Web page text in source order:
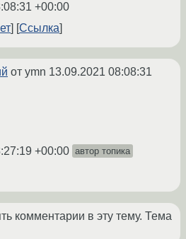
+00:00
Ссылка
от ymn 13.09.2021 08:08:31
+00:00 автор топика
комментарии в эту тему. Тема